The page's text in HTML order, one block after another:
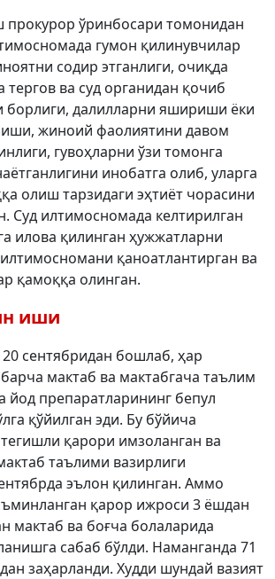
ўринбосари томонидан
гумон қилинувчилар
содир этганлиги, очиқда
тергов ва суд органидан қочиб
борлиги, далилларни яшириши ёки
жиноий фаолиятини давом
гувоҳларни ўзи томонга
инобатга олиб, уларга
олиш тарзидаги эҳтиёт чорасини
Суд илтимосномада келтирилган
илова қилинган ҳужжатларни
қаноатлантирган ва
қамоққа олинган.
иши
сентябридан бошлаб, ҳар
мактаб ва мактабгача таълим
йод препаратларининг бепул
қўйилган эди. Бу бўйича
қарори имзоланган ва
таълими вазирлиги
эълон қилинган. Аммо
қарор ижроси 3 ёшдан
мактаб ва боғча болаларида
сабаб бўлди. Наманганда 71
заҳарланди. Худди шундай вазият